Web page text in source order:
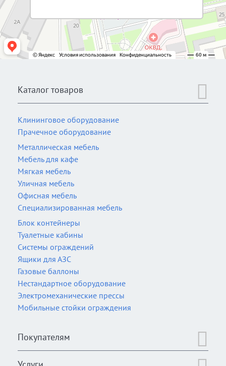
Каталог товаров
Клининговое оборудование
Прачечное оборудование
Металлическая мебель
Мебель для кафе
Мягкая мебель
Уличная мебель
Офисная мебель
Специализированная мебель
Блок контейнеры
Туалетные кабины
Системы ограждений
Ящики для АЗС
Газовые баллоны
Нестандартное оборудование
Электромеханические прессы
Мобильные стойки ограждения
Покупателям